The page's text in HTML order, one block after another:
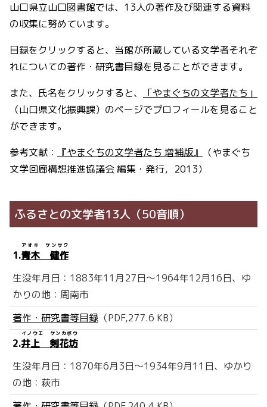
山口県立山口図書館では、13人の著作及び関連する資料
の収集に努めています。
目録をクリックすると、当館が所蔵している文学者それぞ
れについての著作・研究書目録を見ることができます。
また、氏名をクリックすると、
「やまぐちの文学者たち」
（山口県文化振興課）のページでプロフィールを見ること
ができます。
参考文献：
『やまぐちの文学者たち 増補版』
（やまぐち
文学回廊構想推進協議会 編集・発行，2013）
ふるさとの文学者13人（50音順）
1.青木 健作
アオキ ケンサク
生没年月日：1883年11月27日～1964年12月16日、ゆ
かりの地：周南市
著作・研究書等目録 （PDF,277.6 KB）
2.井上 剣花坊
イノウエ ケンカボウ
生没年月日：1870年6月3日～1934年9月11日、ゆかり
の地：萩市